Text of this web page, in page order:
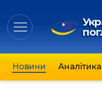
Новини Аналітика